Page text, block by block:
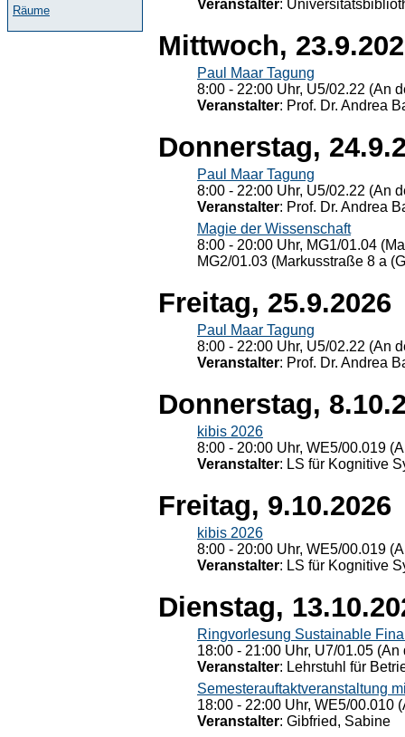
Räume
Veranstalter:
Mittwoch,
Paul Maar Tagung
8:00 - 22:00 Uhr, U5/02.22 (An
Veranstalter: Prof. Dr. Andrea
Donnerstag,
Paul Maar Tagung
8:00 - 22:00 Uhr, U5/02.22 (An
Veranstalter: Prof. Dr. Andrea
Magie der Wissenschaft
8:00 - 20:00 Uhr, MG1/01.04
MG2/01.03 (Markusstraße 8 a
Freitag, 25.9.2026
Paul Maar Tagung
8:00 - 22:00 Uhr, U5/02.22 (An
Veranstalter: Prof. Dr. Andrea
Donnerstag,
kibis 2026
8:00 - 20:00 Uhr, WE5/00.019
Veranstalter: LS für Kognitive
Freitag, 9.10.2026
kibis 2026
8:00 - 20:00 Uhr, WE5/00.019
Veranstalter: LS für Kognitive
Dienstag,
Ringvorlesung Sustainable
18:00 - 21:00 Uhr, U7/01.05
Veranstalter: Lehrstuhl für
Semesterauftaktveranstaltung
18:00 - 22:00 Uhr, WE5/00.010
Veranstalter: Gibfried, Sabine